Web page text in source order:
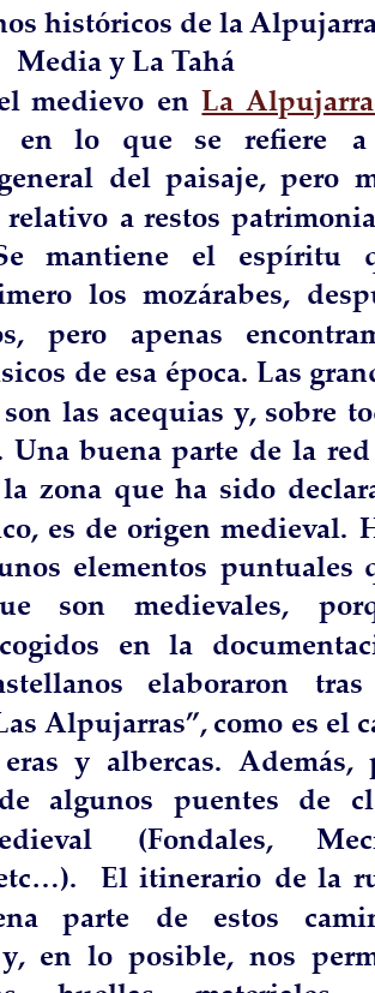
históricos de la
Media y La Tahá
medievo en La
en lo que se refiere
del paisaje, pero
relativo a restos
mantiene el espíritu
los mozárabes,
pero apenas
de esa época. Las
son las acequias y, sobre
Una buena parte de la
la zona que ha sido
es de origen medieval.
elementos puntuales
son medievales,
en la
elaboraron
Alpujarras”, como es el
eras y albercas. Además,
de algunos puentes de
(Fondales,
El itinerario de la
parte de estos
y, en lo posible, nos